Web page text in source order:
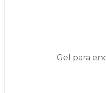
Gel para